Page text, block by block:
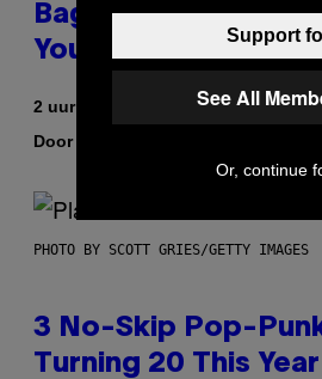
Bag Is the
Your Play Drawer
2 uur geleden
Door
PHOTO BY SCOTT GRIES/GETTY IMAGES
3 No-Skip Pop-
Turning 20 This Year
Support
See All
Or, continue